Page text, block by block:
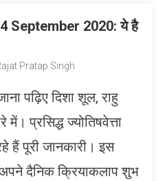
September 2020: ये है
Pratap Singh
पढ़िए दिशा शूल, राहु
प्रसिद्ध ज्योतिषवेत्ता
हैं पूरी जानकारी। इस
दैनिक क्रियाकलाप शुभ